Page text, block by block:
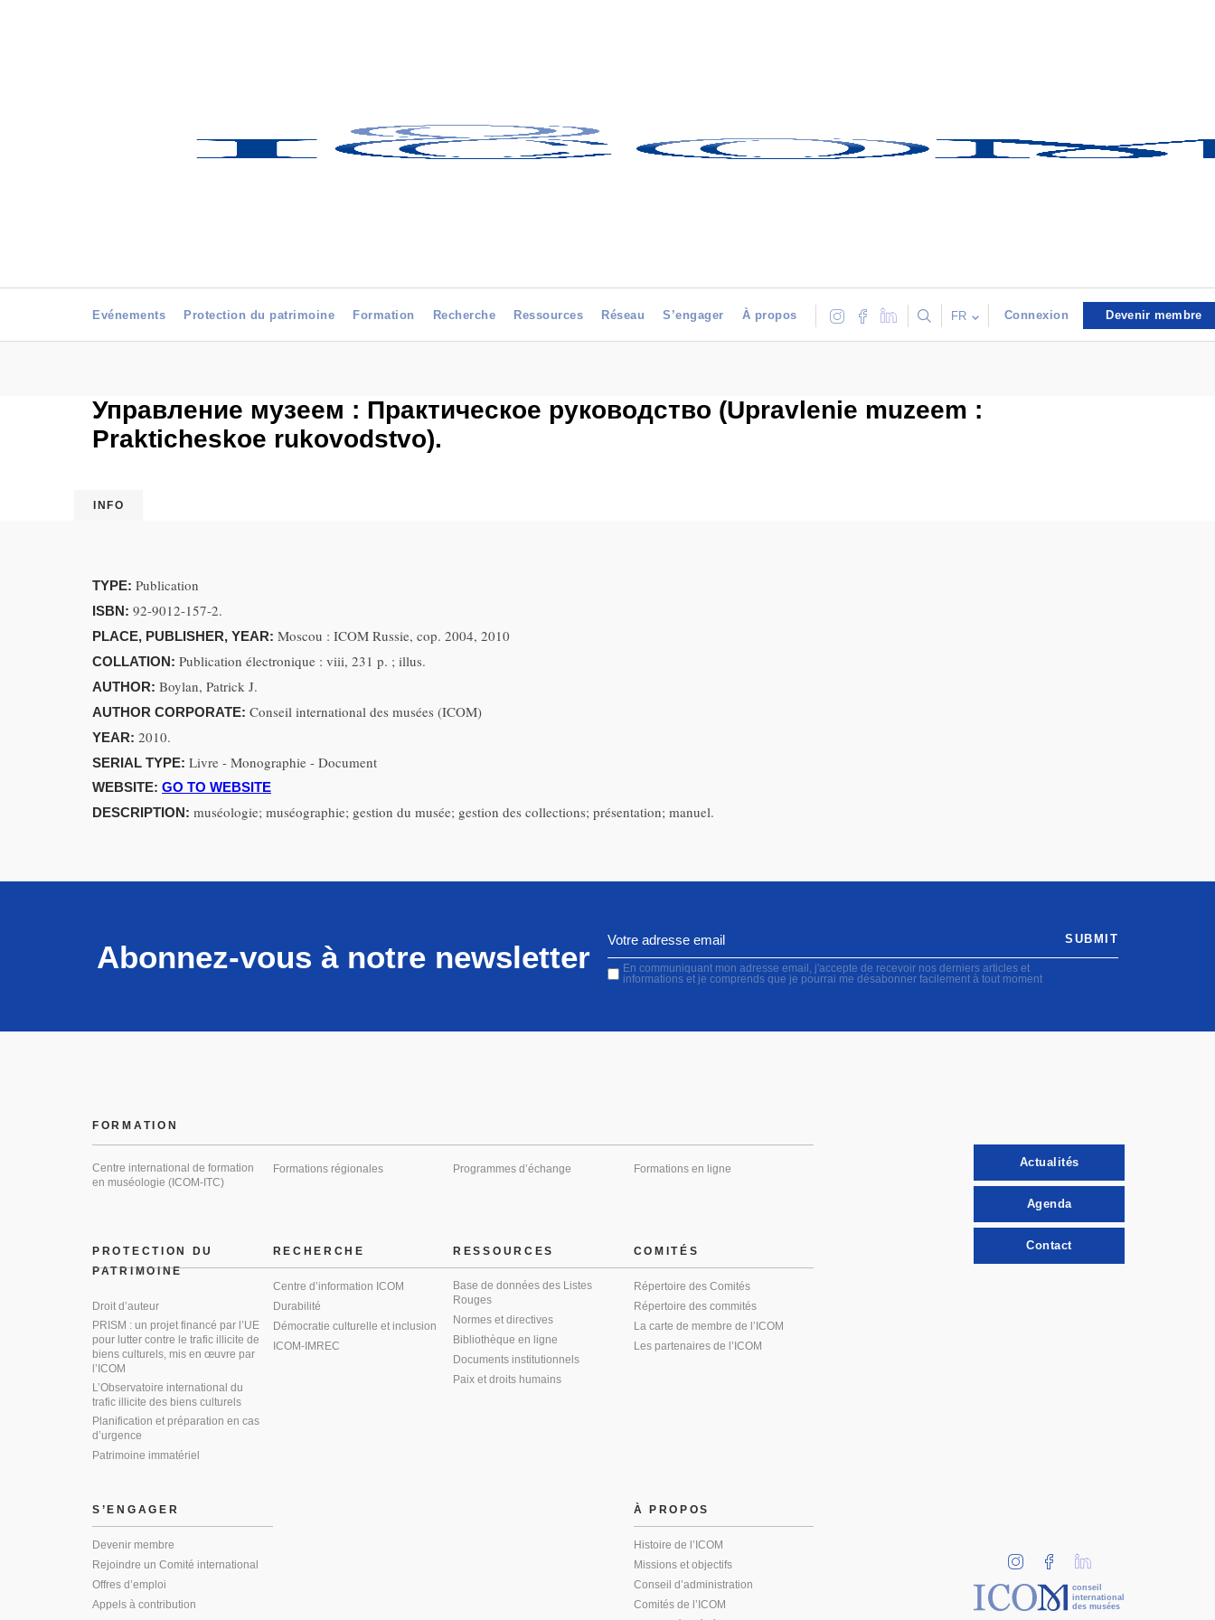
Evénements Protection du patrimoine Formation Recherche Ressources Réseau S’engager À propos FR Connexion Devenir membre
Управление музеем : Практическое руководство (Upravlenie muzeem :
Prakticheskoe rukovodstvo).
INFO
TYPE: Publication
ISBN: 92-9012-157-2.
PLACE, PUBLISHER, YEAR: Moscou : ICOM Russie, cop. 2004, 2010
COLLATION: Publication électronique : viii, 231 p. ; illus.
AUTHOR: Boylan, Patrick J.
AUTHOR CORPORATE: Conseil international des musées (ICOM)
YEAR: 2010.
SERIAL TYPE: Livre - Monographie - Document
WEBSITE: GO TO WEBSITE
DESCRIPTION: muséologie; muséographie; gestion du musée; gestion des collections; présentation; manuel.
Abonnez-vous à notre newsletter
En communiquant mon adresse email, j'accepte de recevoir nos derniers articles et
informations et je comprends que je pourrai me désabonner facilement à tout moment
SUBMIT
PROTECTION DU
PATRIMOINE
Droit d’auteur
PRISM : un projet financé par l’UE
pour lutter contre le trafic illicite de
biens culturels, mis en œuvre par
l’ICOM
L’Observatoire international du
trafic illicite des biens culturels
Planification et préparation en cas
d’urgence
Patrimoine immatériel
FORMATION
Centre international de formation
en muséologie (ICOM-ITC)
Formations régionales Programmes d’échange Formations en ligne
RECHERCHE
Centre d’information ICOM
Durabilité
Démocratie culturelle et inclusion
ICOM-IMREC
RESSOURCES
Base de données des Listes
Rouges
Normes et directives
Bibliothèque en ligne
Documents institutionnels
Paix et droits humains
COMITÉS
Répertoire des Comités
Répertoire des commités
La carte de membre de l’ICOM
Les partenaires de l’ICOM
S’ENGAGER
Devenir membre
Rejoindre un Comité international
Offres d’emploi
Appels à contribution
À PROPOS
Histoire de l’ICOM
Missions et objectifs
Conseil d’administration
Comités de l’ICOM
Actualités
Agenda
Contact
conseil
international
des musées